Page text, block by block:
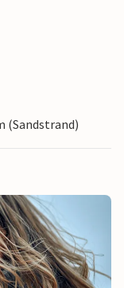
(Sandstrand)